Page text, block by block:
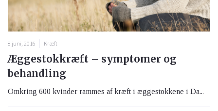
8 juni, 2016 Kræft
Æggestokkræft – symptomer og
behandling
Omkring 600 kvinder rammes af kræft i æggestokkene i Da...